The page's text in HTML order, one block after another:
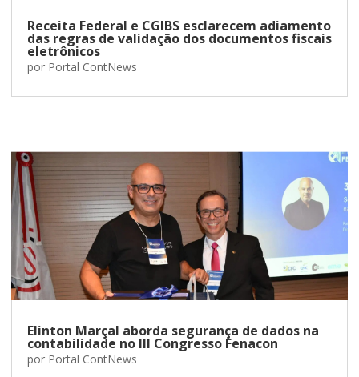
Receita Federal e CGIBS esclarecem adiamento
das regras de validação dos documentos fiscais
eletrônicos
por Portal ContNews
Elinton Marçal aborda segurança de dados na
contabilidade no III Congresso Fenacon
por Portal ContNews